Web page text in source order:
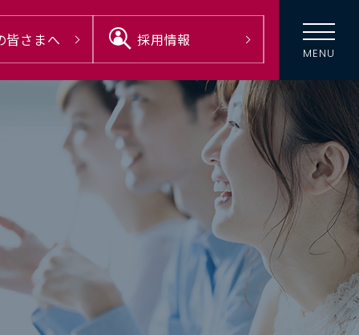
皆さまへ 採用情報